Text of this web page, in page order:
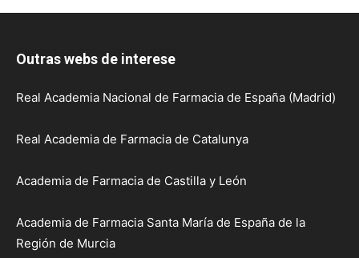
Outras webs de interese
Real Academia Nacional de Farmacia de España (Madrid)
Real Academia de Farmacia de Catalunya
Academia de Farmacia de Castilla y León
Academia de Farmacia Santa María de España de la
Región de Murcia